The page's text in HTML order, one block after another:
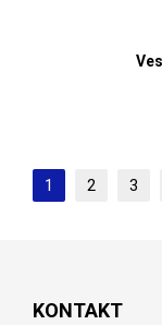
1 2 3
KONTAKT